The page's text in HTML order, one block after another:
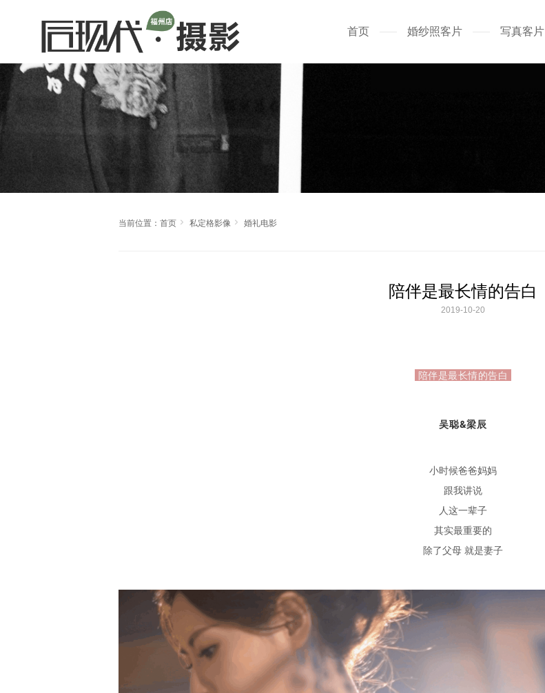
首页 婚纱照客片 写真客片
当前位置： 首页  私定格影像  婚礼电影
陪伴是最长情的告白
2019-10-20
陪伴是最长情的告白
吴聪&梁辰
小时候爸爸妈妈
跟我讲说
人这一辈子
其实最重要的
除了父母 就是妻子